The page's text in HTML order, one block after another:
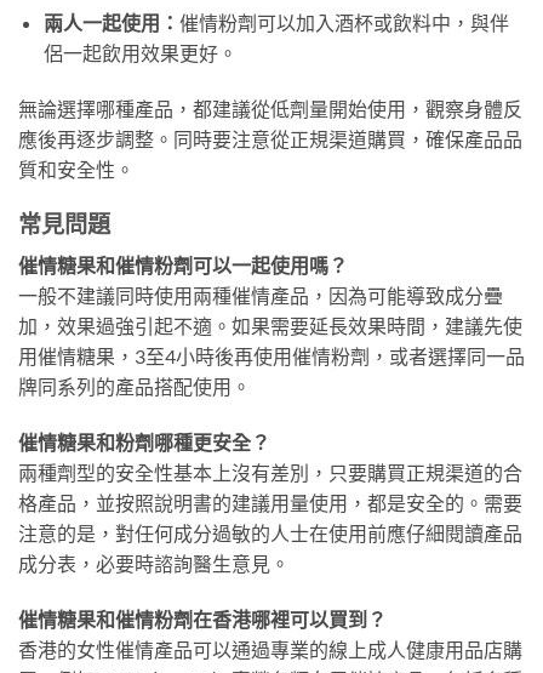
兩人一起使用： 催情粉劑可以加入酒杯或飲料中，與伴
侶一起飲用效果更好。
無論選擇哪種產品，都建議從低劑量開始使用，觀察身體反
應後再逐步調整。同時要注意從正規渠道購買，確保產品品
質和安全性。
常見問題
催情糖果和催情粉劑可以一起使用嗎？
一般不建議同時使用兩種催情產品，因為可能導致成分疊
加，效果過強引起不適。如果需要延長效果時間，建議先使
用催情糖果，3至4小時後再使用催情粉劑，或者選擇同一品
牌同系列的產品搭配使用。
催情糖果和粉劑哪種更安全？
兩種劑型的安全性基本上沒有差別，只要購買正規渠道的合
格產品，並按照說明書的建議用量使用，都是安全的。需要
注意的是，對任何成分過敏的人士在使用前應仔細閱讀產品
成分表，必要時諮詢醫生意見。
催情糖果和催情粉劑在香港哪裡可以買到？
香港的女性催情產品可以通過專業的線上成人健康用品店購